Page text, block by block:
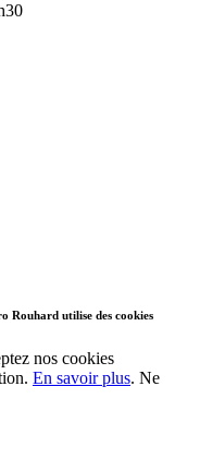
Rouhard utilise des cookies
nos cookies
En savoir plus. Ne